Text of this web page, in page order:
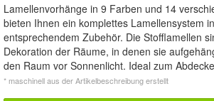
Lamellenvorhänge in 9 Farben und 14
bieten Ihnen ein komplettes Lamellensystem
entsprechendem Zubehör. Die Stofflamellen
Dekoration der Räume, in denen sie
den Raum vor Sonnenlicht. Ideal zum
* maschinell aus der Artikelbeschreibung erstellt